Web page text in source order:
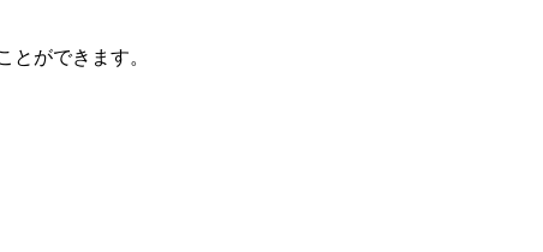
とができます。